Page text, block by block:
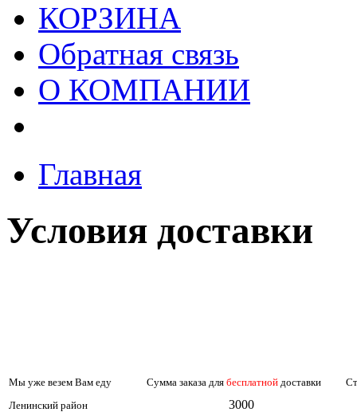
КОРЗИНА
Обратная связь
О КОМПАНИИ
Главная
Условия доставки
Мы уже везем Вам еду Сумма заказа для бесплатной доставки
Ленинский район
3000